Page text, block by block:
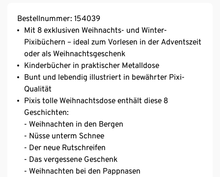
Bestellnummer: 154039
Mit 8 exklusiven Weihnachts- und Winter-
Pixibüchern – ideal zum Vorlesen in der Adventszeit
oder als Weihnachtsgeschenk
Kinderbücher in praktischer Metalldose
Bunt und lebendig illustriert in bewährter Pixi-
Qualität
Pixis tolle Weihnachtsdose enthält diese 8
Geschichten:
- Weihnachten in den Bergen
- Nüsse unterm Schnee
- Der neue Rutschreifen
- Das vergessene Geschenk
- Weihnachten bei den Pappnasen